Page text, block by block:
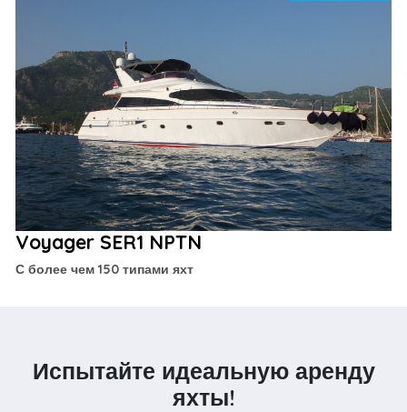
Voyager SER1 NPTN
С более чем 150 типами яхт
Испытайте идеальную аренду
яхты!